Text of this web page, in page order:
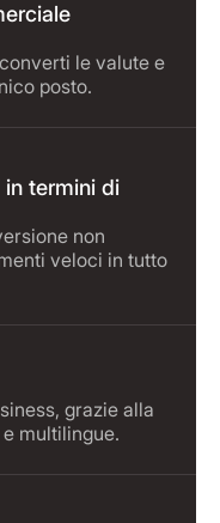
le valute e
posto.
in termini di
non
veloci in tutto
grazie alla
multilingue.